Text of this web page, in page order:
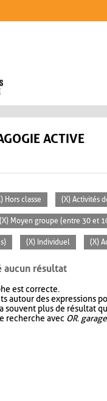
ACTIVE
Hors classe (X) Activités
(X) Moyen groupe (entre 30 et
(X) Individuel (X)
aucun résultat
est correcte.
autour des expressions
souvent plus de résultat
recherche avec OR.